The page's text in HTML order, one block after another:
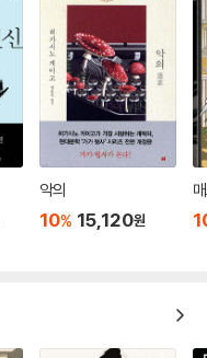
악의
10% 15,120원